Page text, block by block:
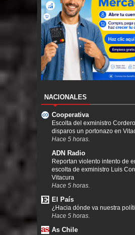
NACIONALES
Cooperativa
Escolta del exministro
disparos un portonazo en
Hace 5 horas.
ADN Radio
Reportan violento intento de
escolta de exministro Luis
Vitacura
Hace 5 horas.
El País
¿Hacia dónde va nuestra
Hace 5 horas.
As Chile